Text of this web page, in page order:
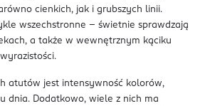
cienkich, jak i grubszych linii.
wszechstronne – świetnie sprawdzają
a także w wewnętrznym kąciku
atutów jest intensywność kolorów,
dnia. Dodatkowo, wiele z nich ma